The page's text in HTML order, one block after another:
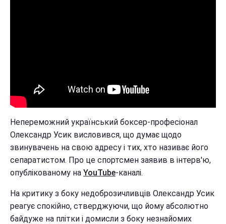
Непереможний український боксер-професіонал
Олександр Усик висловився, що думає щодо
звинувачень на свою адресу і тих, хто називає його
сепаратистом. Про це спортсмен заявив в інтерв'ю,
опублікованому на YouTube-каналі.
На критику з боку недоброзичливців Олександр Усик
реагує спокійно, стверджуючи, що йому абсолютно
байдуже на плітки і домисли з боку незнайомих